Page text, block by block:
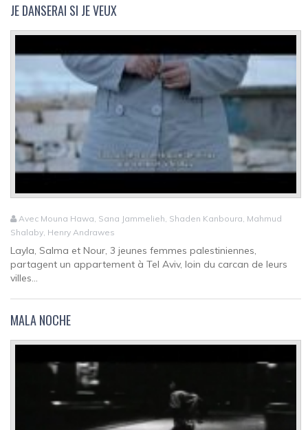
JE DANSERAI SI JE VEUX
Avec Mouna Hawa, Sana Jammelieh, Shaden Kanboura, Mahmud
Shalaby, Henry Andrawes
Layla, Salma et Nour, 3 jeunes femmes palestiniennes,
partagent un appartement à Tel Aviv, loin du carcan de leurs
villes...
MALA NOCHE